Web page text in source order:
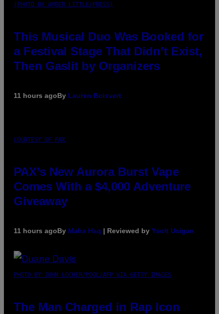
(PHOTO BY AMBER LITTLE/PRESS)
This Musical Duo Was Booked for
a Festival Stage That Didn’t Exist,
Then Gaslit by Organizers
11 hours agoBy Lauren Boisvert
COURTESY OF PAX
PAX’s New Aurora Burst Vape
Comes With a $4,000 Adventure
Giveaway
11 hours agoBy Maha Haq | Reviewed by Ysolt Usigan
PHOTO BY JOHN LOCHER/POOL/AFP VIA GETTY IMAGES
The Man Charged in Rap Icon